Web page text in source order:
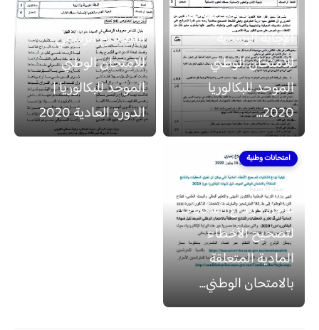
[حصريّ للغايَة] عناصر
الإجابة الرسمية
للامتحان الوطني
الموحد للبكالوريا
2020...
منذ 6 سنة
التصحيح الرسمي
للامتحان الوطني
الموحد للبكالوريا |
الدورة العادية 2020
امتحانات وطنية
منذ 6 سنة
عاجل | إيداع الشكايات
لتصحيح الأخطاء
المادية المتعلقة
بالامتحان الوطني...